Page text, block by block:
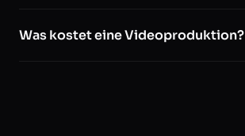
Was kostet eine Videoproduktion?